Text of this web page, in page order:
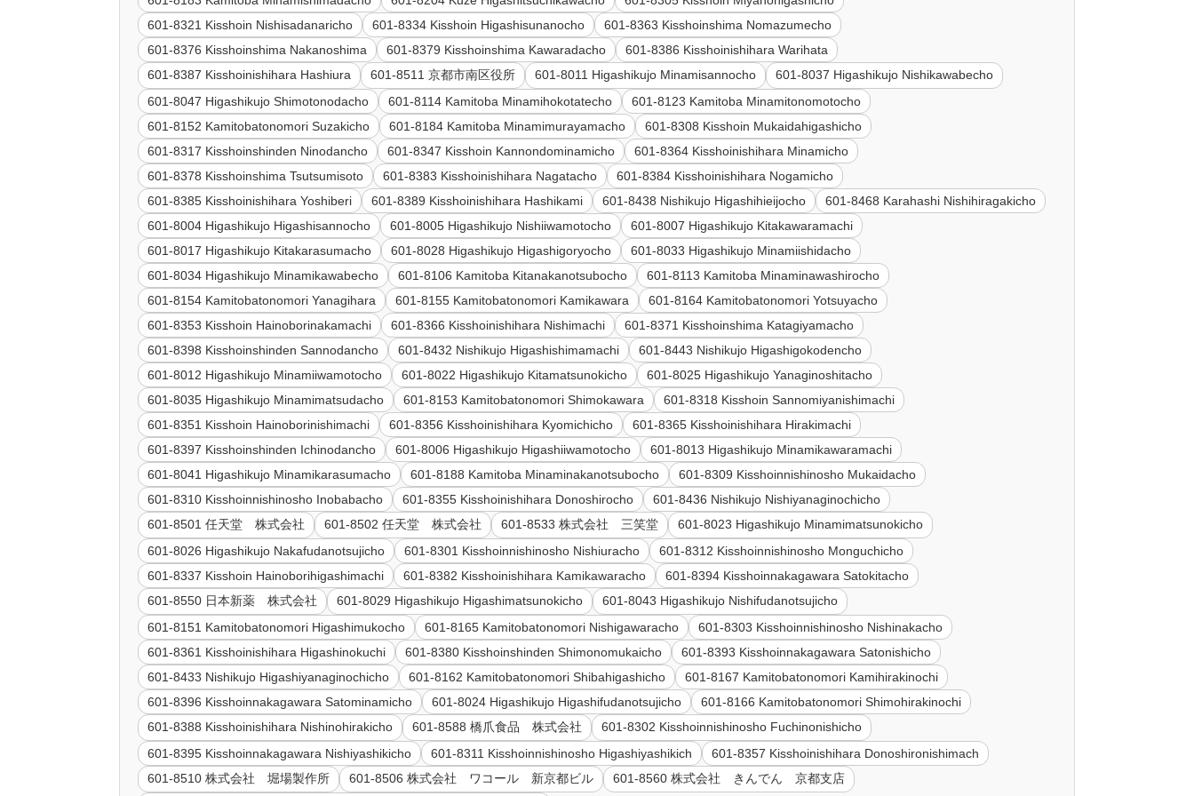
601-8321 Kisshoin Nishisadanaricho
601-8334 Kisshoin Higashisunanocho
601-8363 Kisshoinshima Nomazumecho
601-8376 Kisshoinshima Nakanoshima
601-8379 Kisshoinshima Kawaradacho
601-8386 Kisshoinishihara Warihata
601-8387 Kisshoinishihara Hashiura
601-8511 京都市南区役所 601-8011 Higashikujo Minamisannocho
601-8037 Higashikujo Nishikawabecho
601-8047 Higashikujo Shimotonodacho
601-8114 Kamitoba Minamihokotatecho
601-8123 Kamitoba Minamitonomotocho
601-8152 Kamitobatonomori Suzakicho
601-8184 Kamitoba Minamimurayamacho
601-8308 Kisshoin Mukaidahigashicho
601-8317 Kisshoinshinden Ninodancho
601-8347 Kisshoin Kannondominamicho
601-8364 Kisshoinishihara Minamicho
601-8378 Kisshoinshima Tsutsumisoto
601-8383 Kisshoinishihara Nagatacho
601-8384 Kisshoinishihara Nogamicho
601-8385 Kisshoinishihara Yoshiberi
601-8389 Kisshoinishihara Hashikami 601-8438 Nishikujo Higashihieijocho
601-8468 Karahashi Nishihiragakicho
601-8004 Higashikujo Higashisannocho
601-8005 Higashikujo Nishiiwamotocho
601-8007 Higashikujo Kitakawaramachi
601-8017 Higashikujo Kitakarasumacho
601-8028 Higashikujo Higashigoryocho
601-8033 Higashikujo Minamiishidacho
601-8034 Higashikujo Minamikawabecho
601-8106 Kamitoba Kitanakanotsubocho
601-8113 Kamitoba Minaminawashirocho
601-8154 Kamitobatonomori Yanagihara
601-8155 Kamitobatonomori Kamikawara
601-8164 Kamitobatonomori Yotsuyacho
601-8353 Kisshoin Hainoborinakamachi
601-8366 Kisshoinishihara Nishimachi
601-8371 Kisshoinshima Katagiyamacho
601-8398 Kisshoinshinden Sannodancho
601-8432 Nishikujo Higashishimamachi
601-8443 Nishikujo Higashigokodencho
601-8012 Higashikujo Minamiiwamotocho
601-8022 Higashikujo Kitamatsunokicho
601-8025 Higashikujo Yanaginoshitacho
601-8035 Higashikujo Minamimatsudacho
601-8153 Kamitobatonomori Shimokawara
601-8318 Kisshoin Sannomiyanishimachi
601-8351 Kisshoin Hainoborinishimachi
601-8356 Kisshoinishihara Kyomichicho
601-8365 Kisshoinishihara Hirakimachi
601-8397 Kisshoinshinden Ichinodancho
601-8006 Higashikujo Higashiiwamotocho
601-8013 Higashikujo Minamikawaramachi
601-8041 Higashikujo Minamikarasumacho
601-8188 Kamitoba Minaminakanotsubocho
601-8309 Kisshoinnishinosho Mukaidacho
601-8310 Kisshoinnishinosho Inobabacho
601-8355 Kisshoinishihara Donoshirocho
601-8436 Nishikujo Nishiyanaginochicho
601-8501 任天堂 株式会社
601-8502 任天堂 株式会社 601-8533 株式会社 三笑堂
601-8023 Higashikujo Minamimatsunokicho
601-8026 Higashikujo Nakafudanotsujicho
601-8301 Kisshoinnishinosho Nishiuracho
601-8312 Kisshoinnishinosho Monguchicho
601-8337 Kisshoin Hainoborihigashimachi
601-8382 Kisshoinishihara Kamikawaracho
601-8394 Kisshoinnakagawara Satokitacho
601-8550 日本新薬 株式会社
601-8029 Higashikujo Higashimatsunokicho
601-8043 Higashikujo Nishifudanotsujicho
601-8151 Kamitobatonomori Higashimukocho
601-8165 Kamitobatonomori Nishigawaracho
601-8303 Kisshoinnishinosho Nishinakacho
601-8361 Kisshoinishihara Higashinokuchi
601-8380 Kisshoinshinden Shimonomukaicho
601-8393 Kisshoinnakagawara Satonishicho
601-8433 Nishikujo Higashiyanaginochicho
601-8162 Kamitobatonomori Shibahigashicho
601-8167 Kamitobatonomori Kamihirakinochi
601-8396 Kisshoinnakagawara Satominamicho
601-8024 Higashikujo Higashifudanotsujicho
601-8166 Kamitobatonomori Shimohirakinochi
601-8388 Kisshoinishihara Nishinohirakicho
601-8588 橋爪食品 株式会社
601-8302 Kisshoinnishinosho Fuchinonishicho
601-8395 Kisshoinnakagawara Nishiyashikicho
601-8311 Kisshoinnishinosho Higashiyashikich
601-8357 Kisshoinishihara Donoshironishimach
601-8510 株式会社 堀場製作所
601-8506 株式会社 ワコール 新京都ビル 601-8560 株式会社 きんでん 京都支店